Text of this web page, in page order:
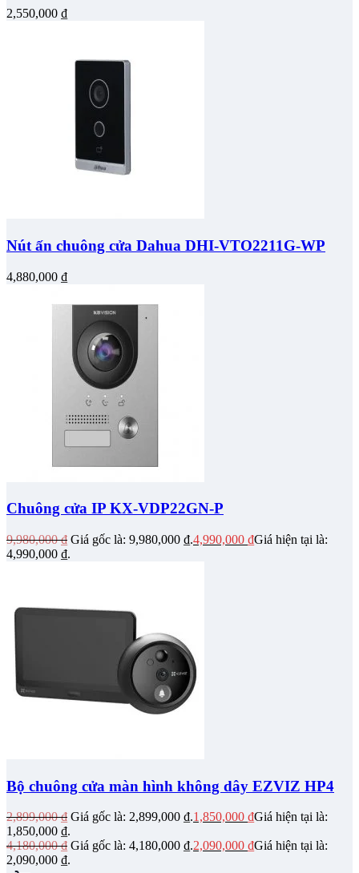
2,550,000 ₫
Nút ấn chuông cửa Dahua DHI-VTO2211G-WP
4,880,000 ₫
Chuông cửa IP KX-VDP22GN-P
9,980,000₫ Giá gốc là: 9,980,000 ₫.4,990,000 ₫Giá hiện tại là:
4,990,000 ₫.
Bộ chuông cửa màn hình không dây EZVIZ HP4
2,899,000₫ Giá gốc là: 2,899,000 ₫.1,850,000 ₫Giá hiện tại là:
1,850,000 ₫.
4,180,000₫ Giá gốc là: 4,180,000 ₫.2,090,000 ₫Giá hiện tại là:
2,090,000 ₫.